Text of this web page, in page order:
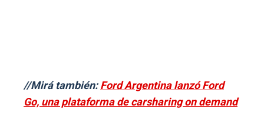
//Mirá también:Ford Argentina lanzó Ford
Go, una plataforma de carsharing on demand